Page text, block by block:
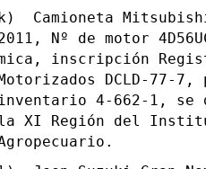
k) Camioneta
Nº de motor
inscripción
Motorizados DCLD-77-7,
4-662-1, se
XI Región del